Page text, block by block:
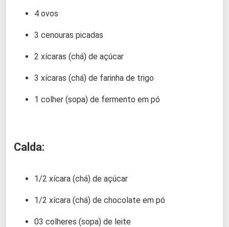
4 ovos
3 cenouras picadas
2 xícaras (chá) de açúcar
3 xícaras (chá) de farinha de trigo
1 colher (sopa) de fermento em pó
Calda:
1/2 xícara (chá) de açúcar
1/2 xícara (chá) de chocolate em pó
03 colheres (sopa) de leite